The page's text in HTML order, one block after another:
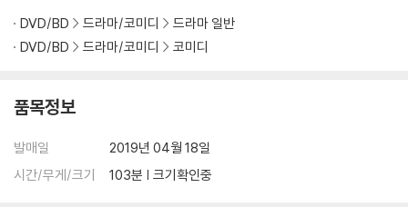
DVD/BD 드라마/코미디
드라마 일반
DVD/BD
드라마/코미디 코미디
품목정보
발매일
2019년 04월 18일
시간/무게/크기
103분 | 크기확인중